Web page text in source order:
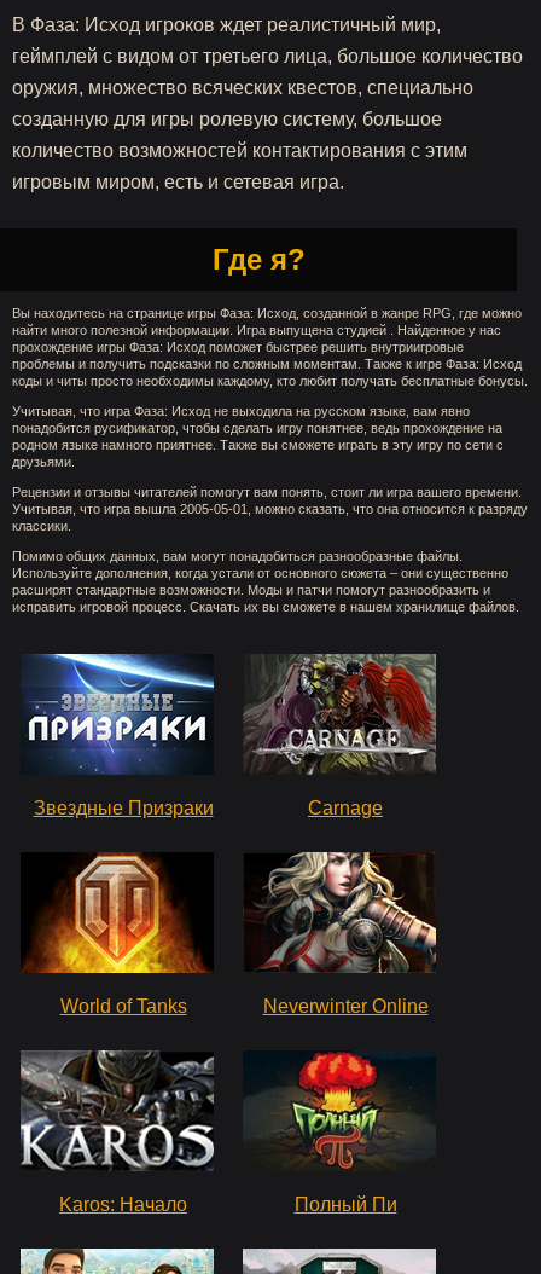
В Фаза: Исход игроков ждет реалистичный мир,
геймплей с видом от третьего лица, большое количество
оружия, множество всяческих квестов, специально
созданную для игры ролевую систему, большое
количество возможностей контактирования с этим
игровым миром, есть и сетевая игра.
Где я?
Вы находитесь на странице игры Фаза: Исход, созданной в жанре RPG, где можно
найти много полезной информации. Игра выпущена студией . Найденное у нас
прохождение игры Фаза: Исход поможет быстрее решить внутриигровые
проблемы и получить подсказки по сложным моментам. Также к игре Фаза: Исход
коды и читы просто необходимы каждому, кто любит получать бесплатные бонусы.
Учитывая, что игра Фаза: Исход не выходила на русском языке, вам явно
понадобится русификатор, чтобы сделать игру понятнее, ведь прохождение на
родном языке намного приятнее. Также вы сможете играть в эту игру по сети с
друзьями.
Рецензии и отзывы читателей помогут вам понять, стоит ли игра вашего времени.
Учитывая, что игра вышла 2005-05-01, можно сказать, что она относится к разряду
классики.
Помимо общих данных, вам могут понадобиться разнообразные файлы.
Используйте дополнения, когда устали от основного сюжета – они существенно
расширят стандартные возможности. Моды и патчи помогут разнообразить и
исправить игровой процесс. Скачать их вы сможете в нашем хранилище файлов.
Звездные Призраки Carnage
World of Tanks Neverwinter Online
Karos: Начало Полный Пи